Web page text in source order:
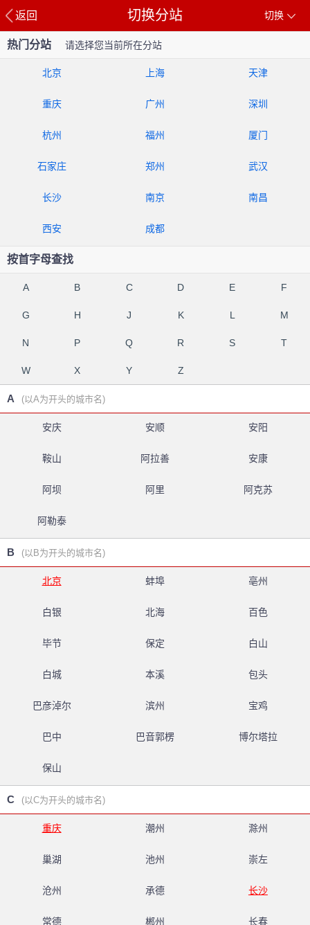
返回 切换
切换分站
热门分站 请选择您当前所在分站
北京 上海 天津
重庆 广州 深圳
杭州 福州 厦门
石家庄 郑州 武汉
长沙 南京 南昌
西安 成都
按首字母查找
A B C D E F
G H J K L M
N P Q R S T
W X Y Z
A (以A为开头的城市名)
安庆 安顺 安阳
鞍山 阿拉善 安康
阿坝 阿里 阿克苏
阿勒泰
B (以B为开头的城市名)
北京 蚌埠 亳州
白银 北海 百色
毕节 保定 白山
白城 本溪 包头
巴彦淖尔 滨州 宝鸡
巴中 巴音郭楞 博尔塔拉
保山
C (以C为开头的城市名)
重庆 潮州 滁州
巢湖 池州 崇左
沧州 承德 长沙
常德 郴州 长春